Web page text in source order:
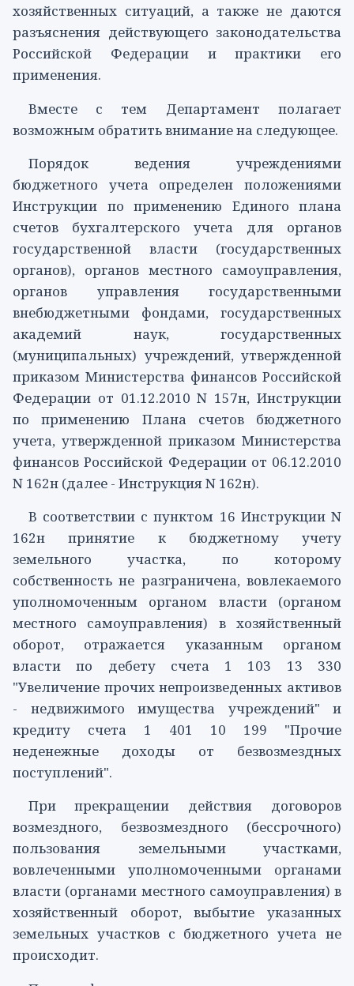
хозяйственных ситуаций, а также не даются
разъяснения действующего законодательства
Российской Федерации и практики его
применения.
Вместе с тем Департамент полагает
возможным обратить внимание на следующее.
Порядок ведения учреждениями
бюджетного учета определен положениями
Инструкции по применению Единого плана
счетов бухгалтерского учета для органов
государственной власти (государственных
органов), органов местного самоуправления,
органов управления государственными
внебюджетными фондами, государственных
академий наук, государственных
(муниципальных) учреждений, утвержденной
приказом Министерства финансов Российской
Федерации от 01.12.2010 N 157н, Инструкции
по применению Плана счетов бюджетного
учета, утвержденной приказом Министерства
финансов Российской Федерации от 06.12.2010
N 162н (далее - Инструкция N 162н).
В соответствии спунктом 16 Инструкции N
162н принятие к бюджетному учету
земельного участка, по которому
собственность не разграничена, вовлекаемого
уполномоченным органом власти (органом
местного самоуправления) в хозяйственный
оборот, отражается указанным органом
власти по дебету счета 1 103 13 330
"Увеличение прочих непроизведенных активов
- недвижимого имущества учреждений" и
кредиту счета 1 401 10 199 "Прочие
неденежные доходы от безвозмездных
поступлений".
При прекращении действия договоров
возмездного, безвозмездного (бессрочного)
пользования земельными участками,
вовлеченными уполномоченными органами
власти (органами местного самоуправления) в
хозяйственный оборот, выбытие указанных
земельных участков с бюджетного учета не
происходит.